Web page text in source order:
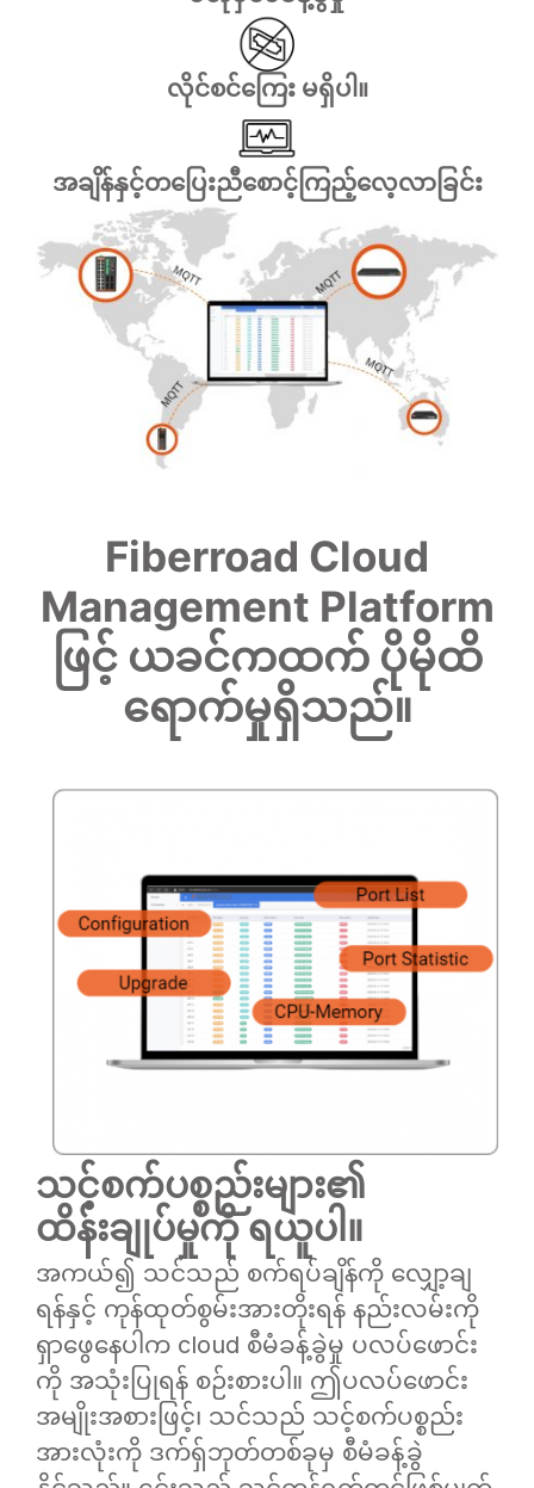
လိုင်စင်ကြေး မရှိပါ။
အချိန်နှင့်တပြေးညီစောင့်ကြည့်လေ့လာခြင်း
Fiberroad Cloud
Management Platform
ဖြင့် ယခင်ကထက် ပိုမိုထိ
ရောက်မှုရှိသည်။
သင့်စက်ပစ္စည်းများ၏
ထိန်းချုပ်မှုကို ရယူပါ။
အကယ်၍ သင်သည် စက်ရပ်ချိန်ကို လျှော့ချ
ရန်နှင့် ကုန်ထုတ်စွမ်းအားတိုးရန် နည်းလမ်းကို
ရှာဖွေနေပါက cloud စီမံခန့်ခွဲမှု ပလပ်ဖောင်း
ကို အသုံးပြုရန် စဉ်းစားပါ။ ဤပလပ်ဖောင်း
အမျိုးအစားဖြင့်၊ သင်သည် သင့်စက်ပစ္စည်း
အားလုံးကို ဒက်ရှ်ဘုတ်တစ်ခုမှ စီမံခန့်ခွဲ